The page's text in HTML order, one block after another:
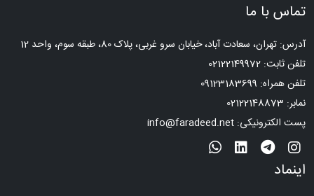
تماس با ما
آدرس: تهران، سعادت آباد، خیابان سرو غربی، پلاک 80، طبقه سوم، واحد 12
تلفن ثابت: 02122149972
تلفن همراه: 09123183699
نمابر: 02122148873
پست الکترونیکی: info@faradeed.net
اینماد